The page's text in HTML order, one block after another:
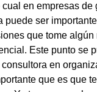
en empresas de
puede ser
que tome algún
Este punto se
en
que es que